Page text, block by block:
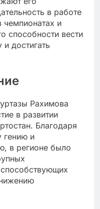
в работе
и
способности вести
достигать
Рахимова
в развитии
Благодаря
гению и
в регионе было